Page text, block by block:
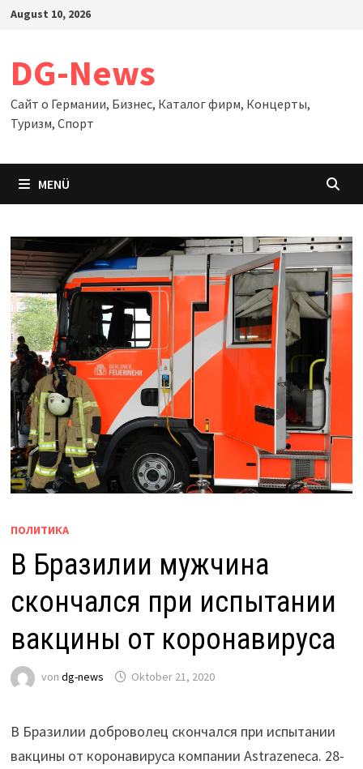
Zum
August 10, 2026
DG-News
Сайт о Германии, Бизнес, Каталог фирм, Концерты,
Туризм, Спорт
MENÜ
ПОЛИТИКА
В Бразилии мужчина
скончался при испытании
вакцины от коронавируса
von dg-news Oktober 21, 2020
В Бразилии доброволец скончался при испытании
вакцины от коронавируса компании Astrazeneca. 28-